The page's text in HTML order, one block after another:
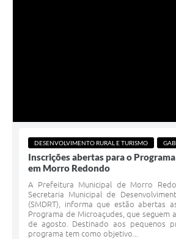
DESENVOLVIMENTO RURAL E TURISMO
Inscrições abertas para o
em Morro Redondo
A Prefeitura Municipal de Morro
Secretaria Municipal de
(SMDRT), informa que estão abertas
Programa de Microaçudes, que seguem
de agosto. Destinado aos pequenos
programa tem como objetivo...